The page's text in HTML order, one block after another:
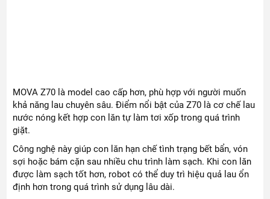
MOVA Z70 là model cao cấp hơn, phù hợp với người muốn
khả năng lau chuyên sâu. Điểm nổi bật của Z70 là cơ chế lau
nước nóng kết hợp con lăn tự làm tơi xốp trong quá trình
giặt.
Công nghệ này giúp con lăn hạn chế tình trạng bết bẩn, vón
sợi hoặc bám cặn sau nhiều chu trình làm sạch. Khi con lăn
được làm sạch tốt hơn, robot có thể duy trì hiệu quả lau ổn
định hơn trong quá trình sử dụng lâu dài.